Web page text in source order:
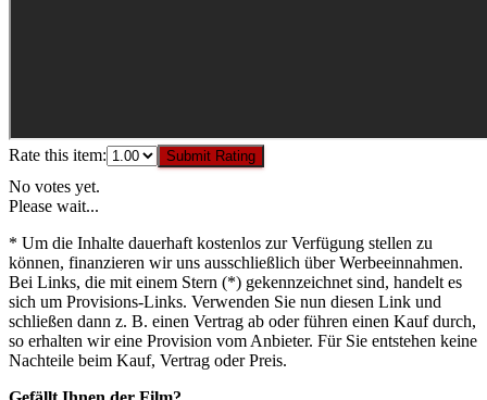
Rate this item: Submit Rating
No votes yet.
Please wait...
* Um die Inhalte dauerhaft kostenlos zur Verfügung stellen zu
können, finanzieren wir uns ausschließlich über Werbeeinnahmen.
Bei Links, die mit einem Stern (*) gekennzeichnet sind, handelt es
sich um Provisions-Links. Verwenden Sie nun diesen Link und
schließen dann z. B. einen Vertrag ab oder führen einen Kauf durch,
so erhalten wir eine Provision vom Anbieter. Für Sie entstehen keine
Nachteile beim Kauf, Vertrag oder Preis.